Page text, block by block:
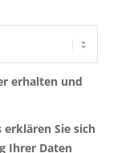
erhalten und
Sie sich
Ihrer Daten